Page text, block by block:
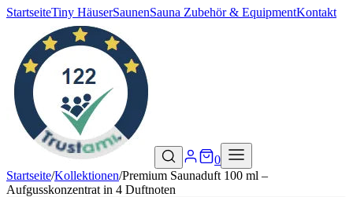
StartseiteTiny HäuserSaunenSauna Zubehör & EquipmentKontakt
0
Startseite/Kollektionen/Premium Saunaduft 100 ml –
Aufgusskonzentrat in 4 Duftnoten